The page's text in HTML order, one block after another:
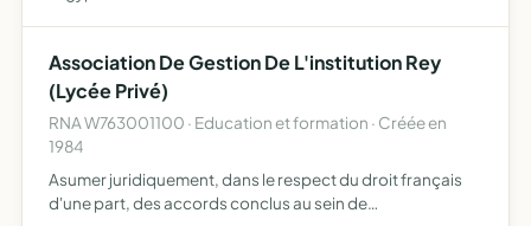
Association De Gestion De L'institution Rey
(Lycée Privé)
RNA W763001100 · Education et formation · Créée en
1984
Asumer juridiquement, dans le respect du droit français
d'une part, des accords conclus au sein de